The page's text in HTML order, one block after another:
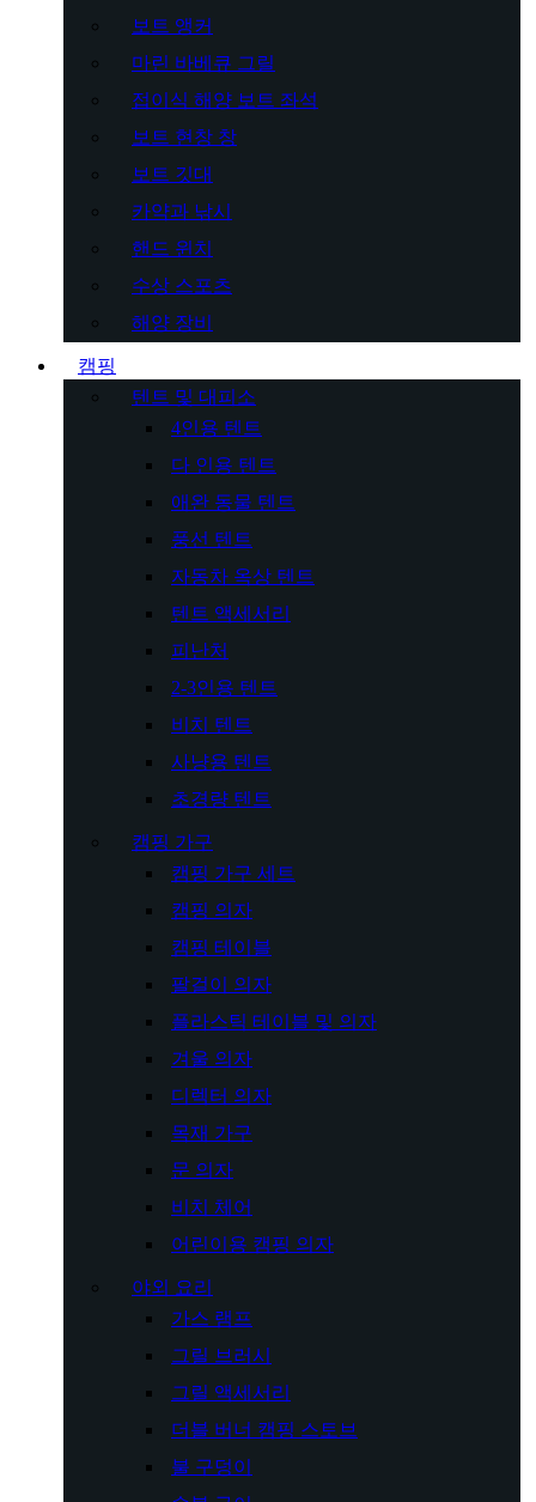
보트 앵커
마린 바베큐 그릴
접이식 해양 보트 좌석
보트 현창 창
보트 깃대
카약과 낚시
핸드 윈치
수상 스포츠
해양 장비
캠핑
텐트 및 대피소
4인용 텐트
다 인용 텐트
애완 동물 텐트
풍선 텐트
자동차 옥상 텐트
텐트 액세서리
피난처
2-3인용 텐트
비치 텐트
사냥용 텐트
초경량 텐트
캠핑 가구
캠핑 가구 세트
캠핑 의자
캠핑 테이블
팔걸이 의자
플라스틱 테이블 및 의자
겨울 의자
디렉터 의자
목재 가구
문 의자
비치 체어
어린이용 캠핑 의자
야외 요리
가스 램프
그릴 브러시
그릴 액세서리
더블 버너 캠핑 스토브
불 구덩이